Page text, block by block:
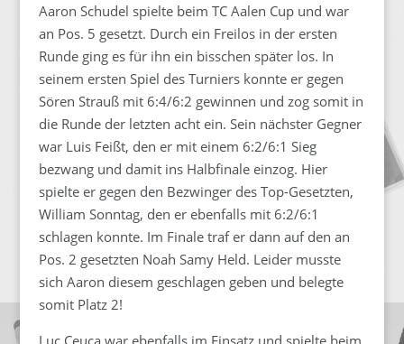
Aaron Schudel spielte beim TC Aalen Cup und war
an Pos. 5 gesetzt. Durch ein Freilos in der ersten
Runde ging es für ihn ein bisschen später los. In
seinem ersten Spiel des Turniers konnte er gegen
Sören Strauß mit 6:4/6:2 gewinnen und zog somit in
die Runde der letzten acht ein. Sein nächster Gegner
war Luis Feißt, den er mit einem 6:2/6:1 Sieg
bezwang und damit ins Halbfinale einzog. Hier
spielte er gegen den Bezwinger des Top-Gesetzten,
William Sonntag, den er ebenfalls mit 6:2/6:1
schlagen konnte. Im Finale traf er dann auf den an
Pos. 2 gesetzten Noah Samy Held. Leider musste
sich Aaron diesem geschlagen geben und belegte
somit Platz 2!
Luc Ceuca war ebenfalls im Einsatz und spielte beim